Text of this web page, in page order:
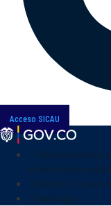
Acceso SICAU